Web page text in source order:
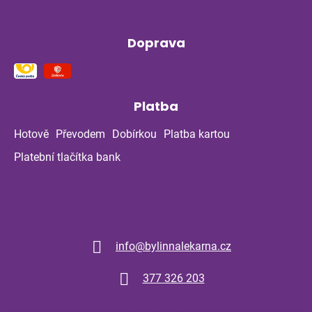
Doprava
Platba
Hotově Převodem Dobírkou
Platba kartou
Platební tlačítka bank
info@bylinnalekarna.cz
377 326 203